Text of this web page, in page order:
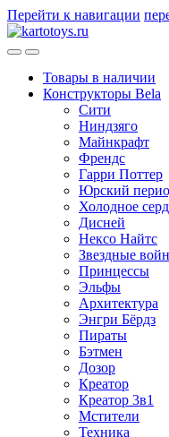
Перейти к навигации
Товары в наличии
Конструкторы Bela
Сити
Ниндзяго
Майнкрафт
Френдс
Гарри Поттер
Юрский
Холодное
Дисней
Нексо Найтс
Звездные
Принцессы
Эльфы
Архитектура
Энгри Бёрдз
Пираты
Бэтмен
Дозор
Креатор
Креатор 3в1
Мстители
Техника